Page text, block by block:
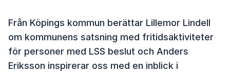
Från Köpings kommun berättar Lillemor Lindell
om kommunens satsning med fritidsaktiviteter
för personer med LSS beslut och Anders
Eriksson inspirerar oss med en inblick i